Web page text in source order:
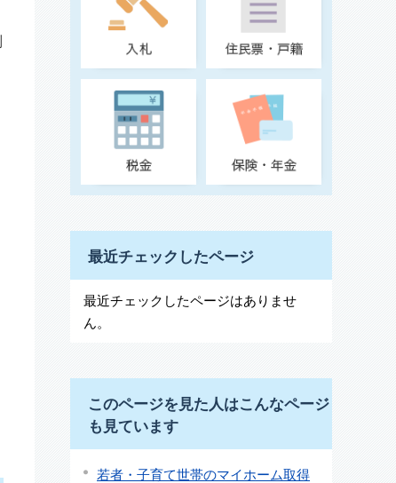
最近チェックしたページ
最近チェックしたページはありませ
ん。
このページを見た人はこんなページ
も見ています
若者・子育て世帯のマイホーム取得